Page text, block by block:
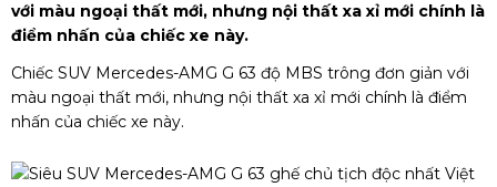
với màu ngoại thất mới, nhưng nội thất xa xỉ mới chính là
điểm nhấn của chiếc xe này.
Chiếc SUV Mercedes-AMG G 63 độ MBS trông đơn giản với
màu ngoại thất mới, nhưng nội thất xa xỉ mới chính là điểm
nhấn của chiếc xe này.